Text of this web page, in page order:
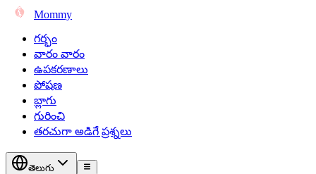
Mommy
గర్భం
వారం వారం
ఉపకరణాలు
పోషణ
బ్లాగు
గురించి
తరచుగా అడిగే ప్రశ్నలు
తెలుగు